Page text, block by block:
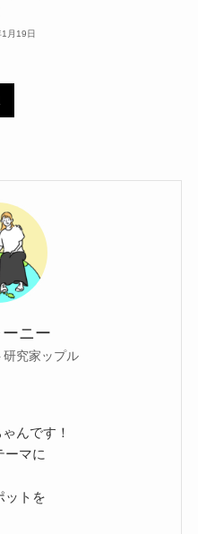
月19日
ニー
研究家ップル
んです！
ーマに
ットを